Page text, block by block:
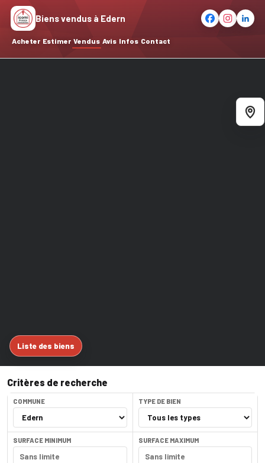
Acheter Estimer Vendus Avis Infos Contact
Biens vendus à Edern
Critères de recherche
COMMUNE TYPE DE BIEN
SURFACE MINIMUM SURFACE MAXIMUM
Liste des biens